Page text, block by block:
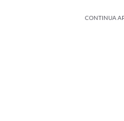
CONTINUA